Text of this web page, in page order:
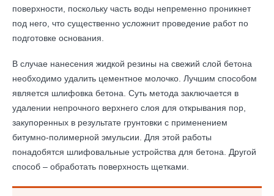
поверхности, поскольку часть воды непременно проникнет
под него, что существенно усложнит проведение работ по
подготовке основания.
В случае нанесения жидкой резины на свежий слой бетона
необходимо удалить цементное молочко. Лучшим способом
является шлифовка бетона. Суть метода заключается в
удалении непрочного верхнего слоя для открывания пор,
закупоренных в результате грунтовки с применением
битумно-полимерной эмульсии. Для этой работы
понадобятся шлифовальные устройства для бетона. Другой
способ – обработать поверхность щетками.